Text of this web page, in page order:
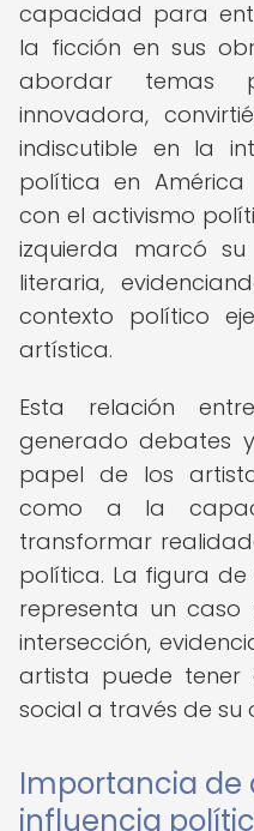
capacidad para
la ficción en sus
abordar temas
innovadora,
indiscutible en la
política en América
con el activismo
izquierda marcó
literaria,
contexto político
artística.
Esta relación
generado debates
papel de los
como a la
transformar
política. La figura
representa un
intersección,
artista puede
social a través de su
Importancia de
influencia